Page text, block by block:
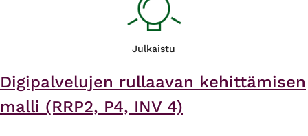
Julkaistu
Digipalvelujen rullaavan kehittämisen
malli (RRP2, P4, INV 4)